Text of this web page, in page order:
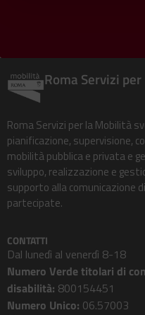
Roma Servizi
Roma Servizi per la Mobilità
pianificazione, supervisione,
mobilità pubblica e privata e
sviluppo, realizzazione e
supporto alla comunicazione
partecipate.
CONTATTI
Dal lunedì al venerdì 8-18
Numero Verde titolari di
disabilità: 800154451
Numero Unico: 06.57003